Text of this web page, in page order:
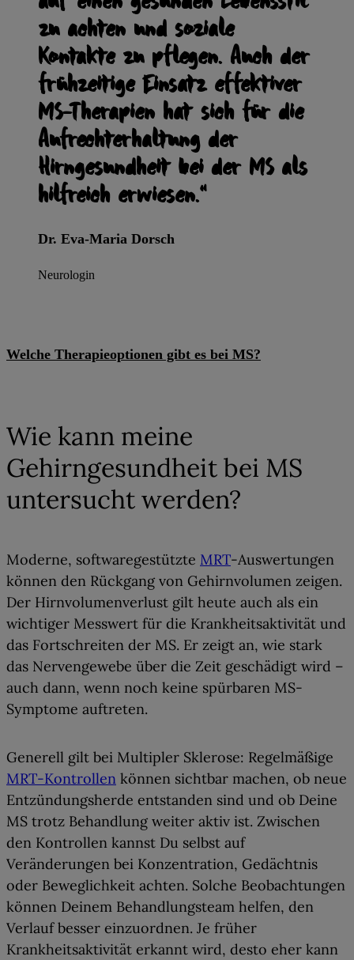
zu achten und soziale
Kontakte zu pflegen. Auch der
frühzeitige Einsatz effektiver
MS-Therapien hat sich für die
Aufrechterhaltung der
Hirngesundheit bei der MS als
hilfreich erwiesen.“
Dr. Eva-Maria Dorsch
Neurologin
Welche Therapieoptionen gibt es bei MS?
Wie kann meine
Gehirngesundheit bei MS
untersucht werden?
Moderne, softwaregestützte MRT-Auswertungen
können den Rückgang von Gehirnvolumen zeigen.
Der Hirnvolumenverlust gilt heute auch als ein
wichtiger Messwert für die Krankheitsaktivität und
das Fortschreiten der MS. Er zeigt an, wie stark
das Nervengewebe über die Zeit geschädigt wird –
auch dann, wenn noch keine spürbaren MS-
Symptome auftreten.
Generell gilt bei Multipler Sklerose: Regelmäßige
MRT-Kontrollen können sichtbar machen, ob neue
Entzündungsherde entstanden sind und ob Deine
MS trotz Behandlung weiter aktiv ist. Zwischen
den Kontrollen kannst Du selbst auf
Veränderungen bei Konzentration, Gedächtnis
oder Beweglichkeit achten. Solche Beobachtungen
können Deinem Behandlungsteam helfen, den
Verlauf besser einzuordnen. Je früher
Krankheitsaktivität erkannt wird, desto eher kann